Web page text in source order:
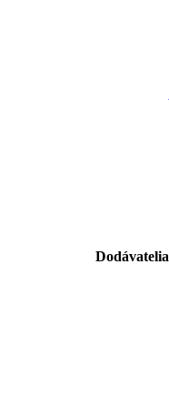
Dodávatelia